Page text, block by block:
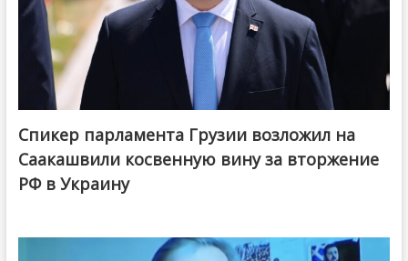
Спикер парламента Грузии возложил на
Саакашвили косвенную вину за вторжение
РФ в Украину